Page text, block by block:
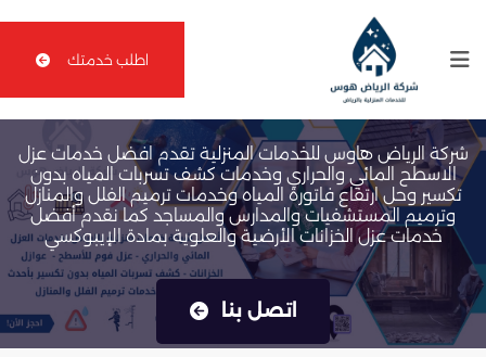
اطلب خدمتك
شركة الرياض هاوس للخدمات المنزلية
شركة الرياض هاوس للخدمات المنزلية تقدم افضل خدمات عزل
الاسطح المائي والحراري وخدمات كشف تسربات المياه بدون
تكسير وحل ارتفاع فاتورة المياه وخدمات ترميم الفلل والمنازل
وترميم المستشفيات والمدارس والمساجد كما نقدم أفضل
خدمات عزل الخزانات الأرضية والعلوية بمادة الإيبوكسي
اتصل بنا